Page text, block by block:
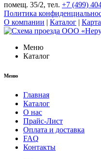
помещ. 35/2, тел. +7 (499)
Политика
О компании | Каталог |
Меню
Каталог
Меню
Главная
Каталог
О нас
Прайс-Лист
Оплата и доставка
FAQ
Контакты